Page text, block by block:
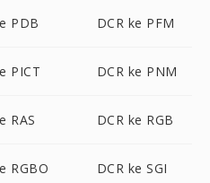
PDB DCR ke PFM
PICT DCR ke PNM
RAS DCR ke RGB
RGBO DCR ke SGI